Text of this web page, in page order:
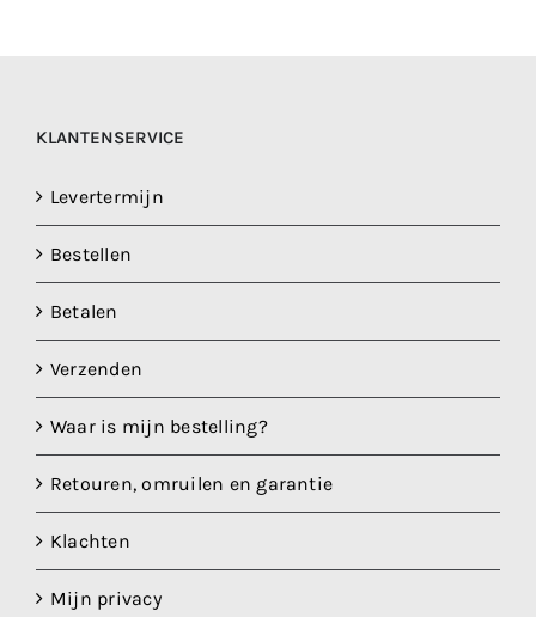
KLANTENSERVICE
Levertermijn
Bestellen
Betalen
Verzenden
Waar is mijn bestelling?
Retouren, omruilen en garantie
Klachten
Mijn privacy